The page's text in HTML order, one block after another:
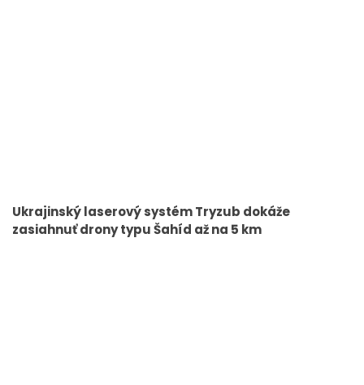
Ukrajinský laserový systém Tryzub dokáže
zasiahnuť drony typu Šahíd až na 5 km